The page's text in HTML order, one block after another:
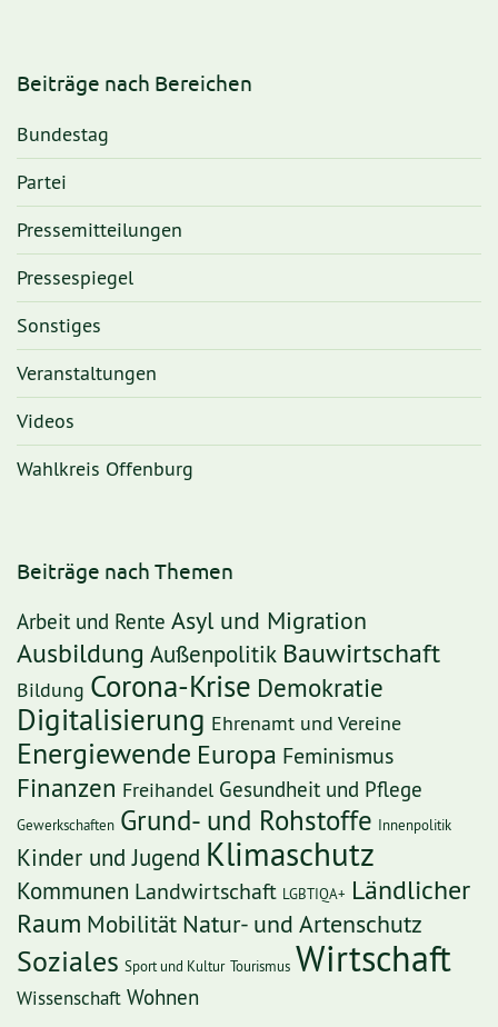
Beiträge nach Bereichen
Bundestag
Partei
Pressemitteilungen
Pressespiegel
Sonstiges
Veranstaltungen
Videos
Wahlkreis Offenburg
Beiträge nach Themen
Arbeit und Rente Asyl und Migration
Ausbildung Außenpolitik Bauwirtschaft
Bildung Corona-Krise Demokratie
Digitalisierung Ehrenamt und Vereine
Energiewende Europa Feminismus
Finanzen Freihandel Gesundheit und Pflege
Gewerkschaften Grund- und Rohstoffe Innenpolitik
Kinder und Jugend Klimaschutz
Kommunen Landwirtschaft LGBTIQA+ Ländlicher
Raum Mobilität Natur- und Artenschutz
Soziales Sport und Kultur Tourismus Wirtschaft
Wissenschaft Wohnen